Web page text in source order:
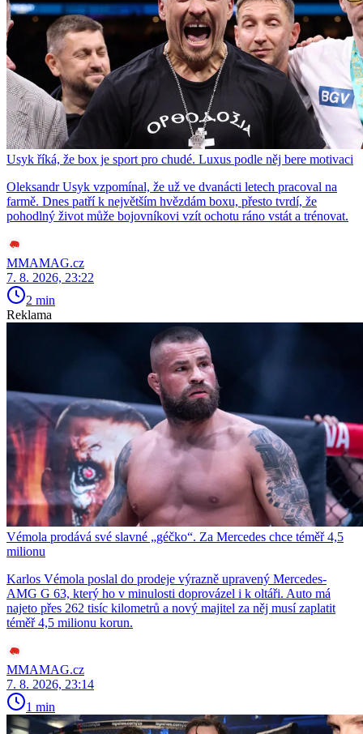
Usyk říká, že box je sport pro chudé. Luxus podle něj bere motivaci
Oleksandr Usyk vzpomínal, že už ve dvanácti letech pracoval na
farmě. Dnes patří k největším hvězdám boxu, přesto tvrdí, že
pohodlný život může bojovníkovi vzít ochotu ráno vstát a trénovat.
MMAMAG.cz
7. 8. 2026, 23:22
2 min
Reklama
Vémola prodává své slavné „géčko“. Za Mercedes chce téměř 4,5
milionu
Karlos Vémola poslal do prodeje výrazně upravený Mercedes-
AMG G 63, který ho v minulosti doprovázel i k oltáři. Auto má
najeto přes 262 tisíc kilometrů a nový majitel za něj musí zaplatit
téměř 4,5 milionu korun.
MMAMAG.cz
7. 8. 2026, 23:14
1 min